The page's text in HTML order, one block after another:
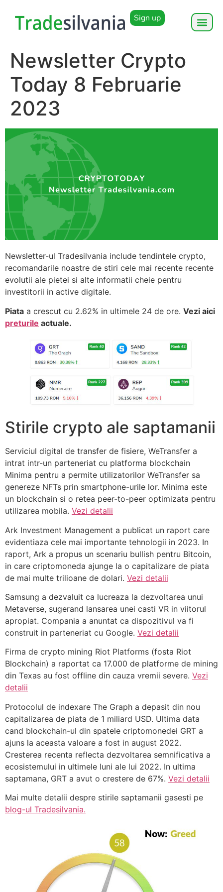
Sign up
Newsletter Crypto
Today 8 Februarie
2023
Newsletter-ul Tradesilvania include tendintele crypto,
recomandarile noastre de stiri cele mai recente recente
evolutii ale pietei si alte informatii cheie pentru
investitorii in active digitale.
Piata a crescut cu 2.62% in ultimele 24 de ore. Vezi aici
preturile actuale.
Stirile crypto ale saptamanii
Serviciul digital de transfer de fisiere, WeTransfer a
intrat intr-un parteneriat cu platforma blockchain
Minima pentru a permite utilizatorilor WeTransfer sa
genereze NFTs prin smartphone-urile lor. Minima este
un blockchain si o retea peer-to-peer optimizata pentru
utilizarea mobila. Vezi detalii
Ark Investment Management a publicat un raport care
evidentiaza cele mai importante tehnologii in 2023. In
raport, Ark a propus un scenariu bullish pentru Bitcoin,
in care criptomoneda ajunge la o capitalizare de piata
de mai multe trilioane de dolari. Vezi detalii
Samsung a dezvaluit ca lucreaza la dezvoltarea unui
Metaverse, sugerand lansarea unei casti VR in viitorul
apropiat. Compania a anuntat ca dispozitivul va fi
construit in parteneriat cu Google. Vezi detalii
Firma de crypto mining Riot Platforms (fosta Riot
Blockchain) a raportat ca 17.000 de platforme de mining
din Texas au fost offline din cauza vremii severe. Vezi
detalii
Protocolul de indexare The Graph a depasit din nou
capitalizarea de piata de 1 miliard USD. Ultima data
cand blockchain-ul din spatele criptomonedei GRT a
ajuns la aceasta valoare a fost in august 2022.
Cresterea recenta reflecta dezvoltarea semnificativa a
ecosistemului in ultimele luni ale lui 2022. In ultima
saptamana, GRT a avut o crestere de 67%. Vezi detalii
Mai multe detalii despre stirile saptamanii gasesti pe
blog-ul Tradesilvania.